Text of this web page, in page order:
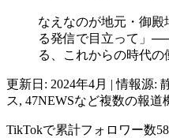
なえなのが地元・御
る発信で目立って」
る、これからの時代の
更新日: 2024年4月 | 情報源:
ス, 47NEWSなど複数の報道
TikTokで累計フォロワー数